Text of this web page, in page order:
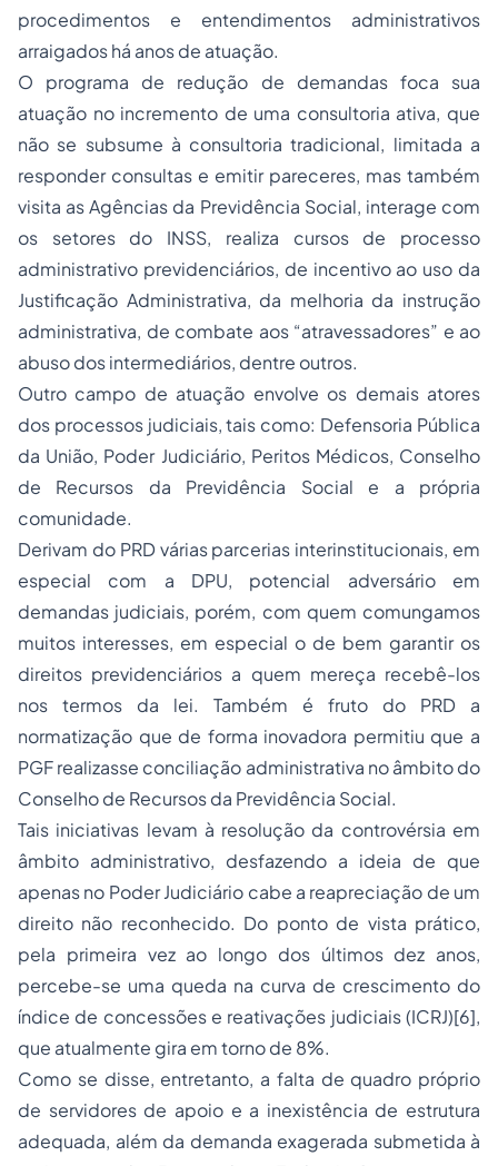
procedimentos e entendimentos administrativos
arraigados há anos de atuação.
O programa de redução de demandas foca sua
atuação no incremento de uma consultoria ativa, que
não se subsume à consultoria tradicional, limitada a
responder consultas e emitir pareceres, mas também
visita as Agências da Previdência Social, interage com
os setores do INSS, realiza cursos de processo
administrativo previdenciários, de incentivo ao uso da
Justificação Administrativa, da melhoria da instrução
administrativa, de combate aos “atravessadores” e ao
abuso dos intermediários, dentre outros.
Outro campo de atuação envolve os demais atores
dos processos judiciais, tais como: Defensoria Pública
da União, Poder Judiciário, Peritos Médicos, Conselho
de Recursos da Previdência Social e a própria
comunidade.
Derivam do PRD várias parcerias interinstitucionais, em
especial com a DPU, potencial adversário em
demandas judiciais, porém, com quem comungamos
muitos interesses, em especial o de bem garantir os
direitos previdenciários a quem mereça recebê-los
nos termos da lei. Também é fruto do PRD a
normatização que de forma inovadora permitiu que a
PGF realizasse conciliação administrativa no âmbito do
Conselho de Recursos da Previdência Social.
Tais iniciativas levam à resolução da controvérsia em
âmbito administrativo, desfazendo a ideia de que
apenas no Poder Judiciário cabe a reapreciação de um
direito não reconhecido. Do ponto de vista prático,
pela primeira vez ao longo dos últimos dez anos,
percebe-se uma queda na curva de crescimento do
índice de concessões e reativações judiciais (ICRJ)[6],
que atualmente gira em torno de 8%.
Como se disse, entretanto, a falta de quadro próprio
de servidores de apoio e a inexistência de estrutura
adequada, além da demanda exagerada submetida à